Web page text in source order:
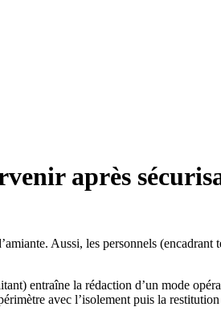
après
Aussi, les personnels
entraîne la rédaction d’un mode
avec l’isolement puis la